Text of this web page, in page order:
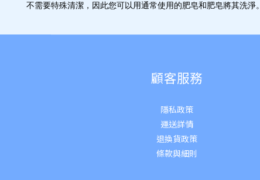
不需要特殊清潔，因此您可以用通常使用的肥皂和肥皂將其洗淨。
顧客服務
隱私政策
運送詳情
退換貨政策
條款與細則